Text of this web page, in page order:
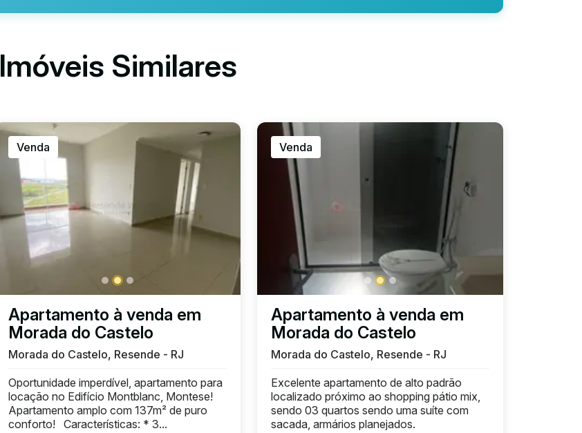
Imóveis Similares
Venda
Apartamento à venda em
Morada do Castelo
Morada do Castelo, Resende - RJ
Oportunidade imperdível, apartamento para
locação no Edifício Montblanc, Montese!
Apartamento amplo com 137m² de puro
conforto! Características: * 3...
Venda
Apartamento à venda em
Morada do Castelo
Morada do Castelo, Resende - RJ
Excelente apartamento de alto padrão
localizado próximo ao shopping pátio mix,
sendo 03 quartos sendo uma suíte com
sacada, armários planejados.